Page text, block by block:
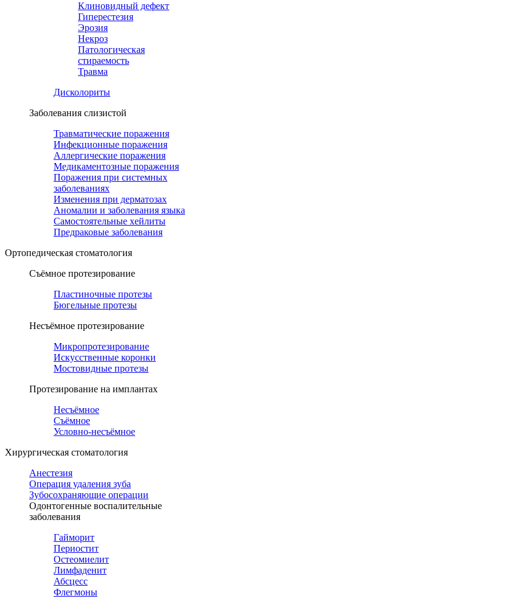
Клиновидный дефект
Гиперестезия
Эрозия
Некроз
Патологическая
стираемость
Травма
Дисколориты
Заболевания слизистой
Травматические поражения
Инфекционные поражения
Аллергические поражения
Медикаментозные поражения
Поражения при системных
заболеваниях
Изменения при дерматозах
Аномалии и заболевания языка
Самостоятельные хейлиты
Предраковые заболевания
Ортопедическая cтоматология
Съёмное протезирование
Пластиночные протезы
Бюгельные протезы
Несъёмное протезирование
Микропротезирование
Искусственные коронки
Мостовидные протезы
Протезирование на имплантах
Несъёмное
Съёмное
Условно-несъёмное
Хирургическая стоматология
Анестезия
Операция удаления зуба
Зубосохраняющие операции
Одонтогенные воспалительные
заболевания
Гайморит
Периостит
Остеомиелит
Лимфаденит
Абсцесс
Флегмоны